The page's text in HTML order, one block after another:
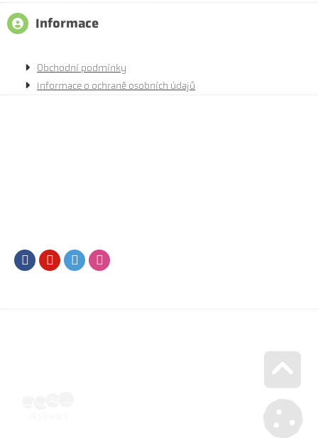
Informace
Obchodní podmínky
Informace o ochraně osobních údajů
FacebookYoutubeTwitter
Go